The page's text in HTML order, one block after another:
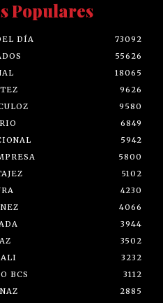
Populares
DÍA
73092
55626
18065
9626
9580
6849
5942
5800
5102
4230
4066
3944
3502
3232
BCS
3112
2885